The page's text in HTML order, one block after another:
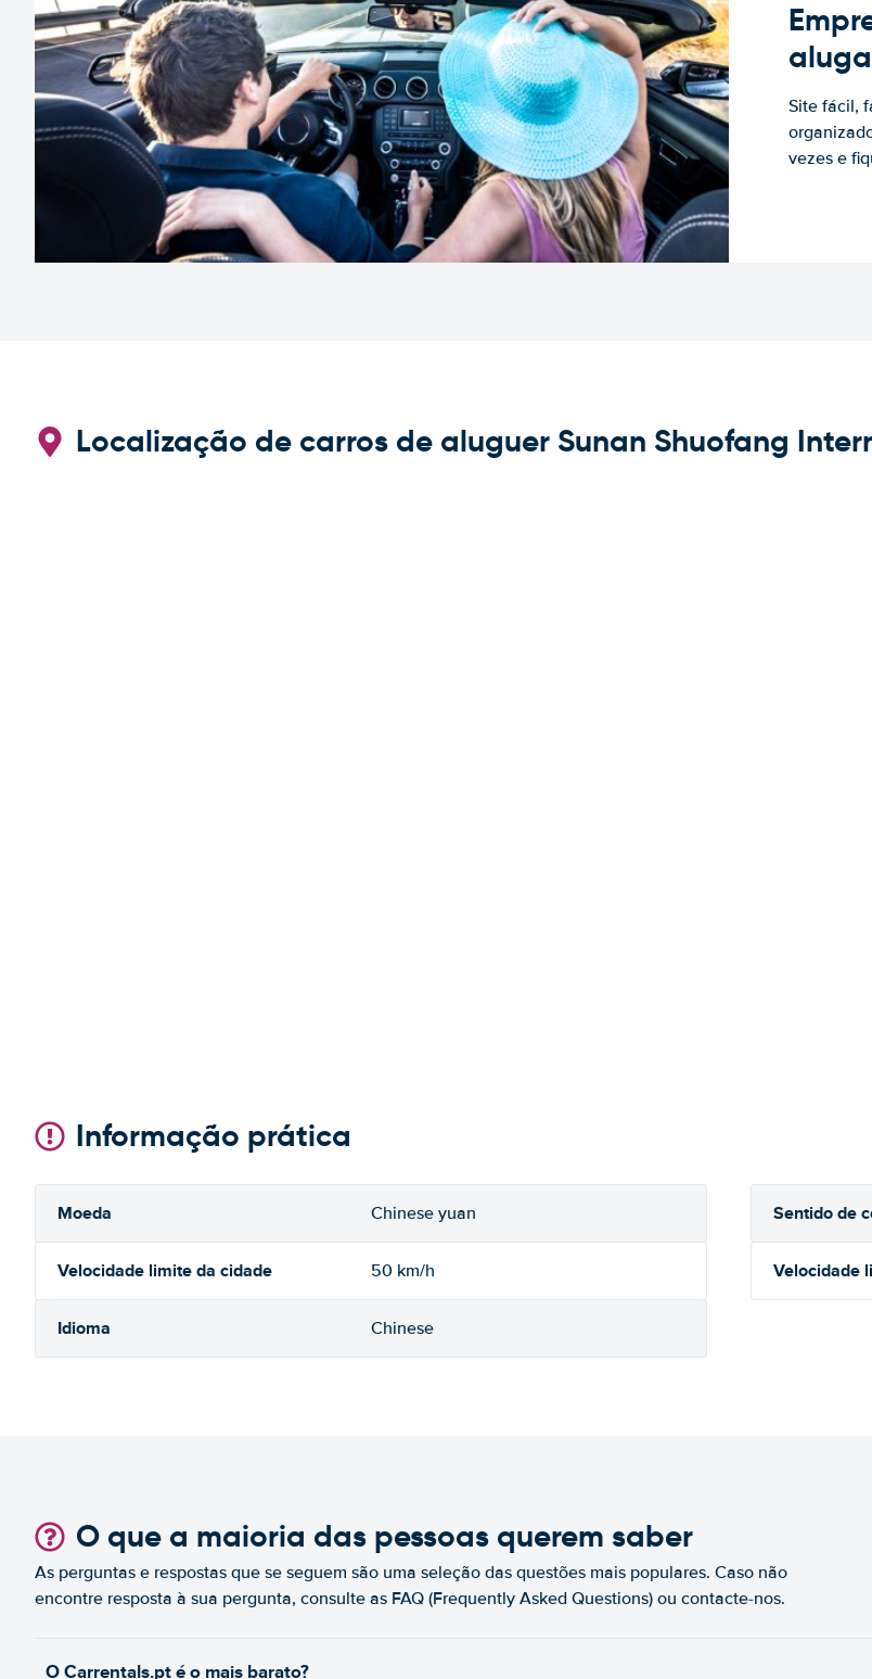
Site fácil,
vezes e
Localização de carros de aluguer Sunan Shuofang
Informação prática
Moeda Chinese yuan Sentido de
Velocidade limite da cidade 50 km/h Velocidade
Idioma Chinese
O que a maioria das pessoas querem saber
As perguntas e respostas que se seguem são uma seleção das questões mais populares. Caso não
encontre resposta à sua pergunta, consulte as FAQ (Frequently Asked Questions) ou contacte-nos.
O Carrentals.pt é o mais barato?